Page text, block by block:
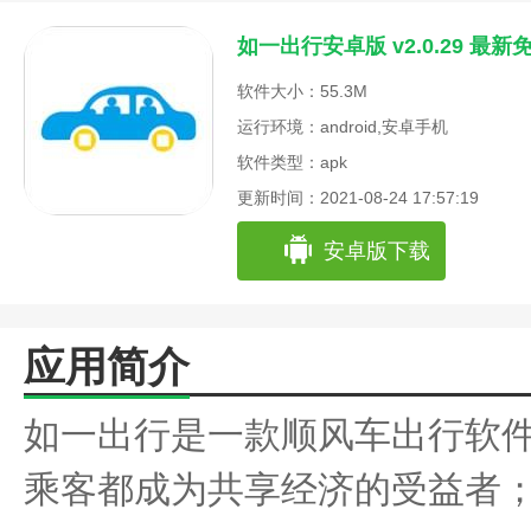
如一出行安卓版 v2.0.29 最新
软件大小：55.3M
运行环境：android,安卓手机
软件类型：apk
更新时间：2021-08-24 17:57:19
安卓版下载
应用简介
如一出行是一款顺风车出行软
乘客都成为共享经济的受益者